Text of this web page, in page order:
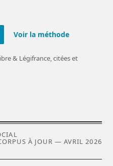
Voir la méthode
& Légifrance, citées et
À JOUR — AVRIL 2026